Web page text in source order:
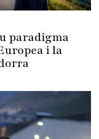
paradigma
i la